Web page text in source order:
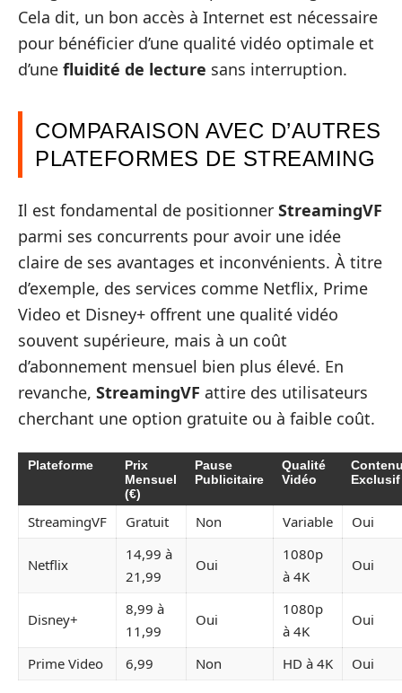
Cela dit, un bon accès à Internet est nécessaire
pour bénéficier d’une qualité vidéo optimale et
d’une fluidité de lecture sans interruption.
COMPARAISON AVEC D’AUTRES
PLATEFORMES DE STREAMING
Il est fondamental de positionner StreamingVF
parmi ses concurrents pour avoir une idée
claire de ses avantages et inconvénients. À titre
d’exemple, des services comme Netflix, Prime
Video et Disney+ offrent une qualité vidéo
souvent supérieure, mais à un coût
d’abonnement mensuel bien plus élevé. En
revanche, StreamingVF attire des utilisateurs
cherchant une option gratuite ou à faible coût.
Plateforme
Prix
Mensuel
(€)
Pause
Publicitaire
Qualité
Vidéo
Exclusif
StreamingVF Gratuit Non Variable Oui
Netflix
14,99 à
21,99
Oui
1080p
à 4K
Oui
Disney+
8,99 à
11,99
Oui
1080p
à 4K
Oui
Prime Video 6,99 Non HD à 4K Oui